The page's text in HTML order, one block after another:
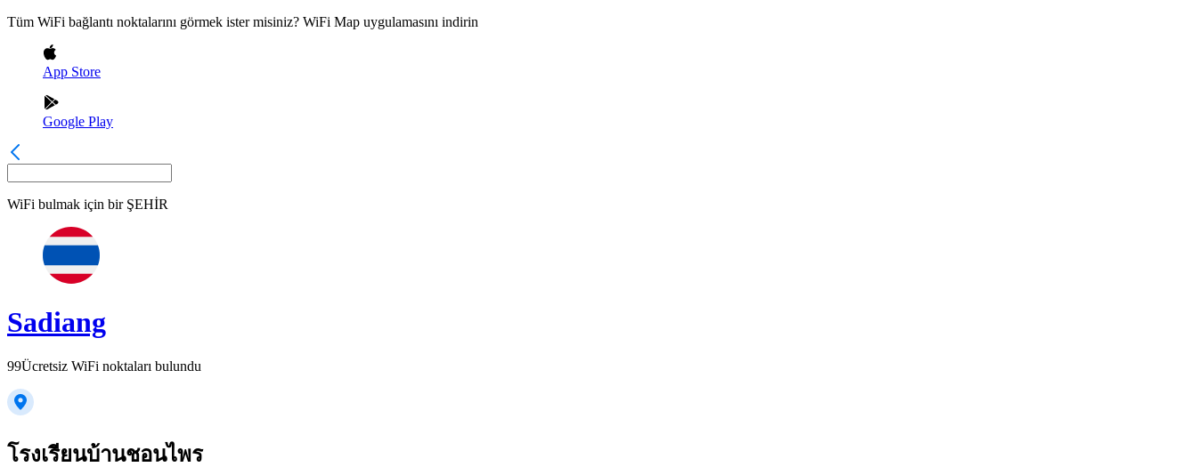
Tüm WiFi bağlantı noktalarını görmek ister misiniz? WiFi Map uygulamasını indirin
App Store
Google Play
WiFi bulmak için bir ŞEHİR
Sadiang
99Ücretsiz WiFi noktaları bulundu
โรงเรียนบ้านชอนไพร